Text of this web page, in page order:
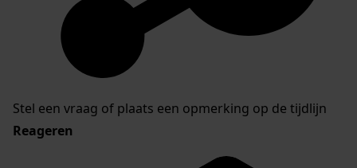
Stel een vraag of plaats een opmerking op de tijdlijn
Reageren